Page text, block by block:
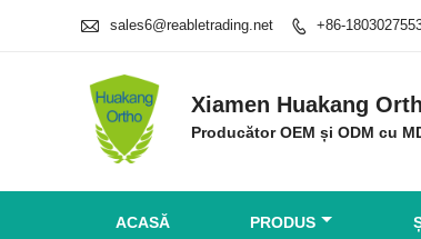
 sales6@reabletrading.net  +86-
Xiamen Huakang
Producător OEM și ODM cu
ACASĂ PRODUS